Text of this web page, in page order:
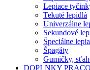
Lepiace
Tekuté lepidlá
Univerzálne
Sekundové
Špeciálne
Špagáty
Gumičky,
DOPLNKY